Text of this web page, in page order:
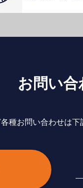
お問い合
種お問い合わせは下